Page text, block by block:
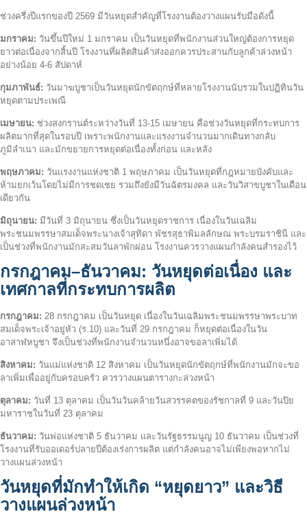
ช่วงครึ่งปีแรกของปี 2569 มีวันหยุดสำคัญที่โรงงานต้องวางแผนรับมือดังนี้
มกราคม: วันขึ้นปีใหม่ 1 มกราคม เป็นวันหยุดที่พนักงานส่วนใหญ่ต้องการหยุด
ยาวต่อเนื่องจากสิ้นปี โรงงานที่ผลิตสินค้าส่งออกควรประสานกับลูกค้าล่วงหน้า
อย่างน้อย 4-6 สัปดาห์
กุมภาพันธ์: วันมาฆบูชาเป็นวันหยุดนักขัตฤกษ์ที่หลายโรงงานนับรวมในปฏิทินวัน
หยุดตามประเพณี
เมษายน: ช่วงสงกรานต์ระหว่างวันที่ 13-15 เมษายน คือช่วงวันหยุดที่กระทบการ
ผลิตมากที่สุดในรอบปี เพราะพนักงานและแรงงานจำนวนมากเดินทางกลับ
ภูมิลำเนา และมักขยายการหยุดต่อเนื่องทั้งก่อน และหลัง
พฤษภาคม: วันแรงงานแห่งชาติ 1 พฤษภาคม เป็นวันหยุดที่กฎหมายบังคับและ
ห้ามยกเว้นโดยไม่มีการชดเชย รวมถึงยังมีวันฉัตรมงคล และวันวิสาขบูชาในเดือน
เดียวกัน
มิถุนายน: มีวันที่ 3 มิถุนายน ซึ่งเป็นวันหยุดราชการ เนื่องในวันเฉลิม
พระชนมพรรษาสมเด็จพระนางเจ้าสุทิดา พัชรสุธาพิมลลักษณ พระบรมราชินี และ
เป็นช่วงที่พนักงานมักสะสมวันลาพักผ่อน โรงงานควรวางแผนกำลังคนสำรองไว้
กรกฎาคม–ธันวาคม: วันหยุดต่อเนื่อง และ
เทศกาลที่กระทบการผลิต
กรกฎาคม: 28 กรกฎาคม เป็นวันหยุด เนื่องในวันเฉลิมพระชนมพรรษาพระบาท
สมเด็จพระเจ้าอยู่หัว (ร.10) และวันที่ 29 กรกฎาคม ก็หยุดต่อเนื่องในวัน
อาสาฬหบูชา จึงเป็นช่วงที่พนักงานจำนวนหนึ่งอาจขอลาเพิ่มได้
สิงหาคม: วันแม่แห่งชาติ 12 สิงหาคม เป็นวันหยุดนักขัตฤกษ์ที่พนักงานมักจะขอ
ลาเพิ่มเพื่ออยู่กับครอบครัว ควรวางแผนตารางกะล่วงหน้า
ตุลาคม: วันที่ 13 ตุลาคม เป็นวันวันคล้ายวันสวรรคตของรัชกาลที่ 9 และวันปิย
มหาราชในวันที่ 23 ตุลาคม
ธันวาคม: วันพ่อแห่งชาติ 5 ธันวาคม และวันรัฐธรรมนูญ 10 ธันวาคม เป็นช่วงที่
โรงงานที่รับออเดอร์ปลายปีต้องเร่งการผลิต แต่กำลังคนอาจไม่เพียงพอหากไม่
วางแผนล่วงหน้า
วันหยุดที่มักทำให้เกิด “หยุดยาว” และวิธี
วางแผนล่วงหน้า